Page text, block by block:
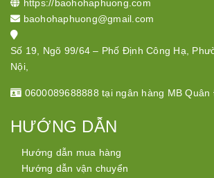
https://baohohaphuong.com
baohohaphuong@gmail.com
Số 19, Ngõ 99/64 – Phố Định Công Hạ,
Nội,
0600089688888 tại ngân hàng MB
HƯỚNG DẪN
Hướng dẫn mua hàng
Hướng dẫn vận chuyển